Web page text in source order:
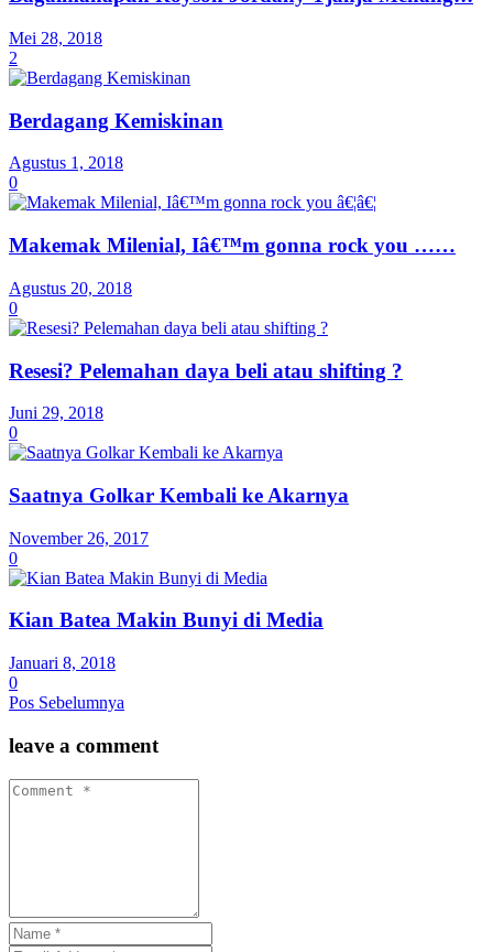
Mei 28, 2018
2
Berdagang Kemiskinan
Agustus 1, 2018
0
Makemak Milenial, Iâ€™m gonna rock you ……
Agustus 20, 2018
0
Resesi? Pelemahan daya beli atau shifting ?
Juni 29, 2018
0
Saatnya Golkar Kembali ke Akarnya
November 26, 2017
0
Kian Batea Makin Bunyi di Media
Januari 8, 2018
0
Pos Sebelumnya
leave a comment